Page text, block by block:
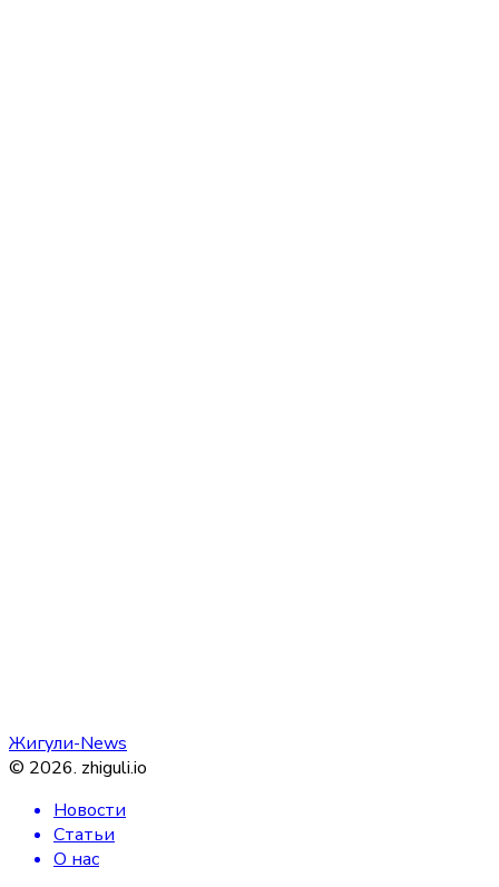
Жигули-News
© 2026. zhiguli.io
Новости
Статьи
О нас